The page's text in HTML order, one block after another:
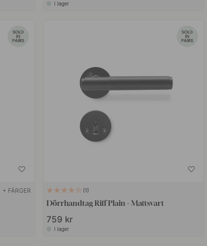
I lager
+ FÄRGER 1
Dörrhandtag Riff Plain - Mattsvart
759 kr
I lager